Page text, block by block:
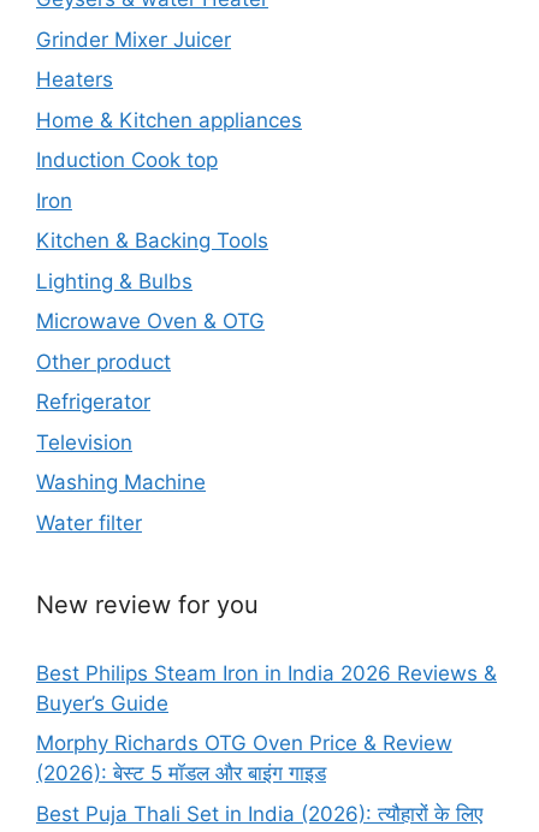
Grinder Mixer Juicer
Heaters
Home & Kitchen appliances
Induction Cook top
Iron
Kitchen & Backing Tools
Lighting & Bulbs
Microwave Oven & OTG
Other product
Refrigerator
Television
Washing Machine
Water filter
New review for you
Best Philips Steam Iron in India 2026 Reviews &
Buyer’s Guide
Morphy Richards OTG Oven Price & Review
(2026): बेस्ट 5 मॉडल और बाइंग गाइड
Best Puja Thali Set in India (2026): त्यौहारों के लिए